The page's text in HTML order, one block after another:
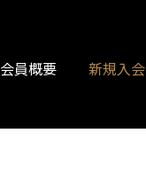
会員概要 新規入会